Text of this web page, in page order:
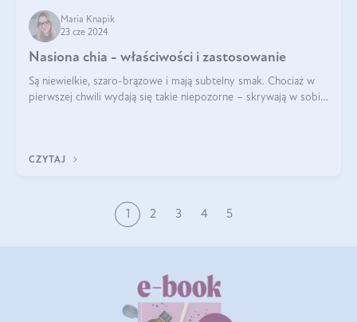
Maria Knapik
23 cze 2024
Nasiona chia - właściwości i zastosowanie
Są niewielkie, szaro-brązowe i mają subtelny smak. Chociaż w
pierwszej chwili wydają się takie niepozorne – skrywają w sobie
CZYTAJ
1 2 3 4 5